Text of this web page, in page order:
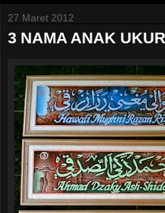
27 Maret 2012
3 NAMA ANAK